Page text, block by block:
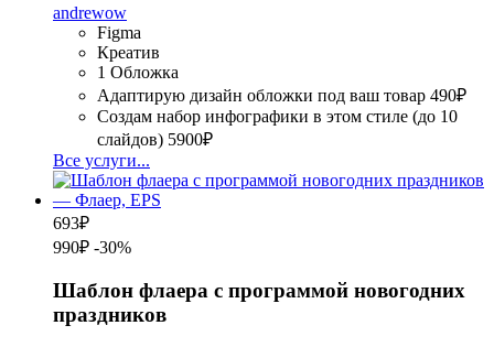
andrewow
Figma
Креатив
1 Обложка
Адаптирую дизайн обложки под ваш товар 490₽
Создам набор инфографики в этом стиле (до 10
слайдов) 5900₽
Все услуги...
693₽
990₽ -30%
Шаблон флаера с программой новогодних
праздников